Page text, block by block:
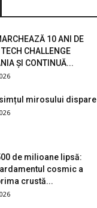
10 ANI DE
CHALLENGE
ȘI CONTINUĂ...
mirosului dispare
de milioane lipsă:
cosmic a
crustă...